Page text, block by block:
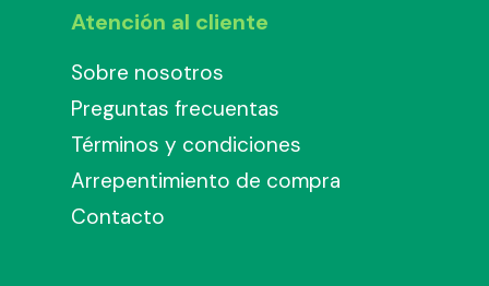
Atención al cliente
Sobre nosotros
Preguntas frecuentas
Términos y condiciones
Arrepentimiento de compra
Contacto